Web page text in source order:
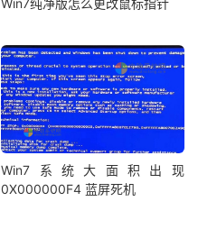
Win7纯净版怎么更改鼠标指针
Win7系统大面积出现
0X000000F4 蓝屏死机